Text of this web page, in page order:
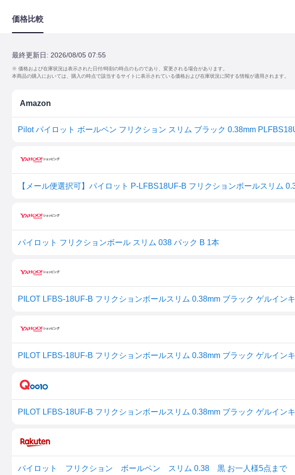
価格比較
最終更新日: 2026/08/05 07:55
※ 価格および在庫状況は表示された日付/時刻の時点のものであり、変更される場合があります。
本商品の購入においては、購入の時点で該当するサイトに表示されている価格および在庫状況に関する情報が適用されます。
Amazon
Pilot パイロット ボールペン フリクション スリム ブラック 0.38mm
【メール便選択可】パイロット P-LFBS18UF-B フリクションボールスリム
パイロット フリクションボール スリム 038 パック B 1本
PILOT LFBS-18UF-B フリクションボールスリム 0.38mm ブラック ゲルイン
PILOT LFBS-18UF-B フリクションボールスリム 0.38mm ブラック ゲルイン
PILOT LFBS-18UF-B フリクションボールスリム 0.38mm ブラック ゲルイン
パイロット フリクション ボールペン スリム 0.38 黒 お一人様5点まで